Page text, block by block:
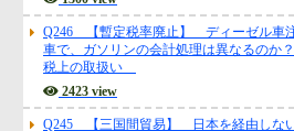
1300 view
Q246 【暫定税率廃止】 ディーゼル車
車で、ガソリンの会計処理は異なるのか
税上の取扱い
2423 view